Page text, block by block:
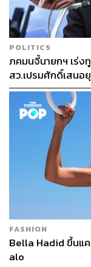
POLITICS
ภคมนจี้นายกฯ เร่ง
สว.เปรมศักดิ์เสนอ
FASHION
Bella Hadid ขึ้นแ
alo